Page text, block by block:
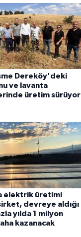
Dereköy'deki
ve lavanta
üretim sürüyor
elektrik üretimi
devreye aldığı
yılda 1 milyon
kazanacak